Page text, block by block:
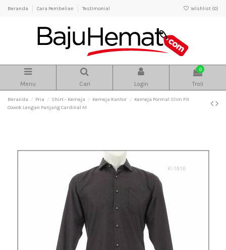
Beranda Cara Pembelian Testimonial Wishlist (0)
Menu Cari Login
0
Troli
Beranda Pria Shirt - Kemeja Kemeja Kantor
Kemeja Formal Slim Fit
Cowok Lengan Panjang Cardinal M